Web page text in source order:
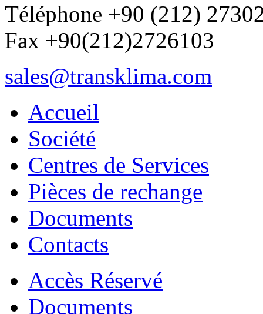
Téléphone +90 (212)
Fax +90(212)2726103
sales@transklima.com
Accueil
Société
Centres de Services
Pièces de rechange
Documents
Contacts
Accès Réservé
Documents